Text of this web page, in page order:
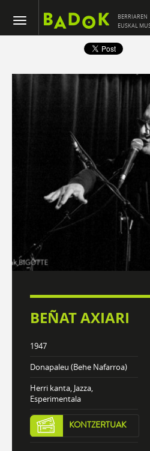
BERRIAREN
EUSKAL
BEÑAT AXIARI
1947
Donapaleu (Behe Nafarroa)
Herri kanta, Jazza,
Esperimentala
KONTZERTUAK